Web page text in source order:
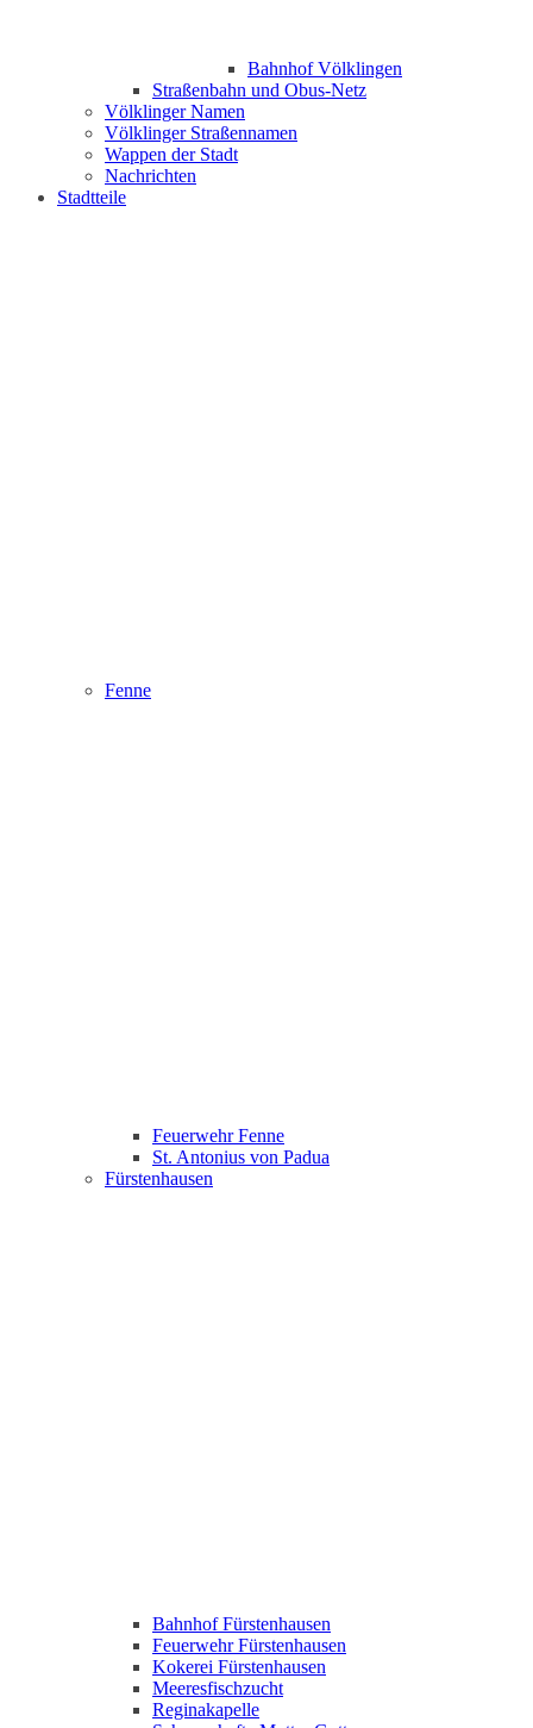
Bahnhof Völklingen
Straßenbahn und Obus-Netz
Völklinger Namen
Völklinger Straßennamen
Wappen der Stadt
Nachrichten
Stadtteile
Fenne
Feuerwehr Fenne
St. Antonius von Padua
Fürstenhausen
Bahnhof Fürstenhausen
Feuerwehr Fürstenhausen
Kokerei Fürstenhausen
Meeresfischzucht
Reginakapelle